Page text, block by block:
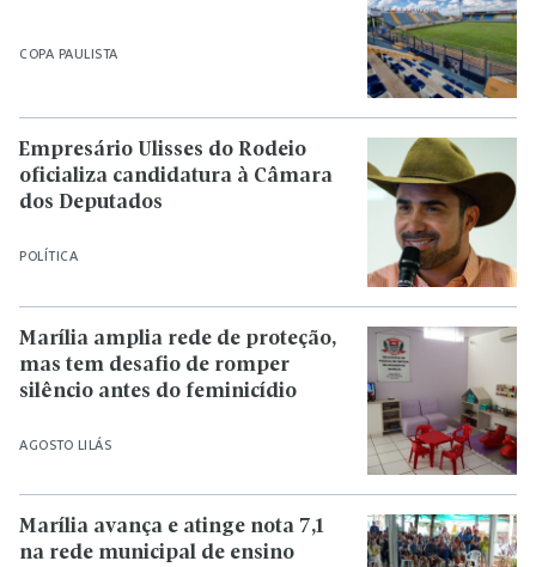
COPA PAULISTA
POLÍTICA
Empresário Ulisses do Rodeio
oficializa candidatura à Câmara
dos Deputados
AGOSTO LILÁS
Marília amplia rede de proteção,
mas tem desafio de romper
silêncio antes do feminicídio
Marília avança e atinge nota 7,1
na rede municipal de ensino